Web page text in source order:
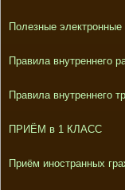
Полезные электронные
Правила внутреннего
Правила внутреннего
ПРИЁМ в 1 КЛАСС
Приём иностранных